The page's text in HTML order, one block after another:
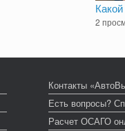
2
Контакты
Есть вопросы?
Расчет ОСАГО